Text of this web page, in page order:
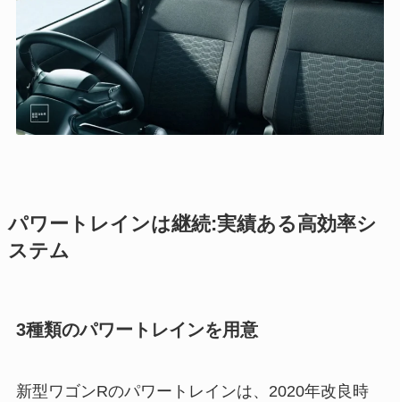
パワートレインは継続:実績ある高効率シ
ステム
3種類のパワートレインを用意
新型ワゴンRのパワートレインは、2020年改良時